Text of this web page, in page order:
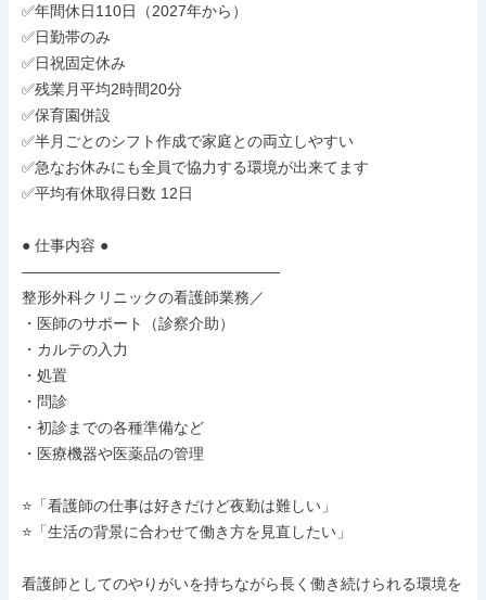
✅年間休日110日（2027年から）
✅日勤帯のみ
✅日祝固定休み
✅残業月平均2時間20分
✅保育園併設
✅半月ごとのシフト作成で家庭との両立しやすい
✅急なお休みにも全員で協力する環境が出来てます
✅平均有休取得日数 12日
● 仕事内容 ●
―――――――――――――――――
整形外科クリニックの看護師業務／
・医師のサポート（診察介助）
・カルテの入力
・処置
・問診
・初診までの各種準備など
・医療機器や医薬品の管理
⭐「看護師の仕事は好きだけど夜勤は難しい」
⭐「生活の背景に合わせて働き方を見直したい」
看護師としてのやりがいを持ちながら長く働き続けられる環境を